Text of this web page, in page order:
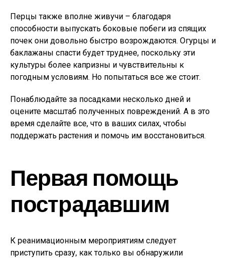
Перцы также вполне живучи – благодаря
способности выпускать боковые побеги из спящих
почек они довольно быстро возрождаются. Огурцы и
баклажаны спасти будет труднее, поскольку эти
культуры более капризны и чувствительны к
погодным условиям. Но попытаться все же стоит.
Понаблюдайте за посадками несколько дней и
оцените масштаб полученных повреждений. А в это
время сделайте все, что в ваших силах, чтобы
поддержать растения и помочь им восстановиться.
Первая помощь
пострадавшим
К реанимационным мероприятиям следует
приступить сразу, как только вы обнаружили